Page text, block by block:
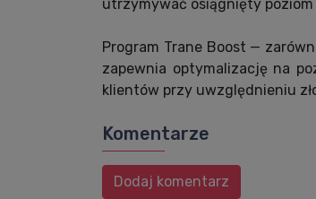
utrzymywać osiągnięty
Program Trane Boost —
zapewnia optymalizację na
klientów przy uwzględnieniu
Komentarze
Dodaj komentarz